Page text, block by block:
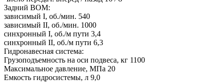
Задний BOM:
зависимый I, об./мин. 540
зависимый II, об./мин. 1000
синхронный I, об./м пути 3,4
синхронный II, об./м пути 6,3
Гидронавесная система:
Грузоподъемность на оси подвеса, кг 1100
Максимальное давление, МПа 20
Емкость гидросистемы, л 9,0